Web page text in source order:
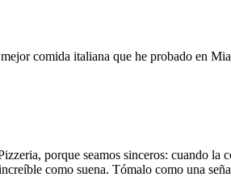
comida italiana que he probado en
porque seamos sinceros: cuando
como suena. Tómalo como una